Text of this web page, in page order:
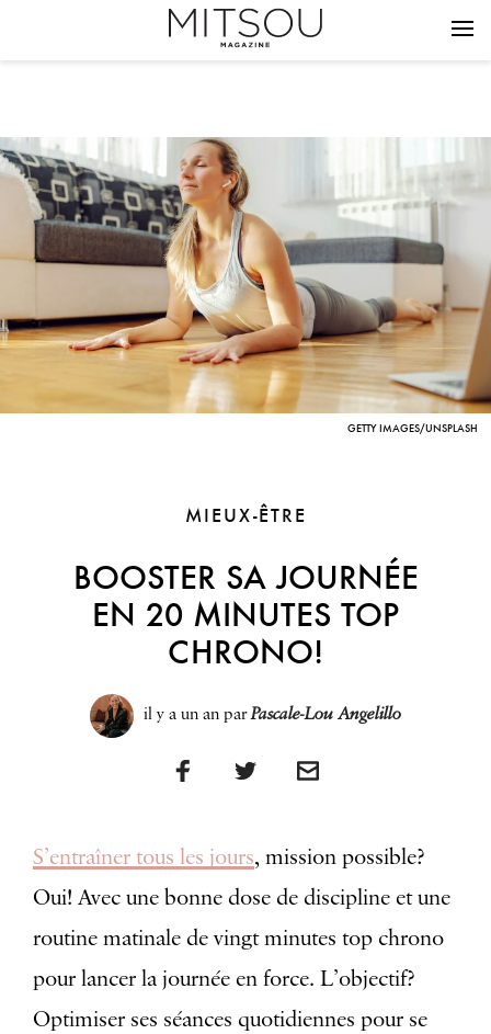
GETTY IMAGES/UNSPLASH
MIEUX-ÊTRE
BOOSTER SA JOURNÉE
EN 20 MINUTES TOP
CHRONO!
il y a un anparPascale-Lou Angelillo
S’entraîner tous les jours, mission possible?
Oui! Avec une bonne dose de discipline et une
routine matinale de vingt minutes top chrono
pour lancer la journée en force. L’objectif?
Optimiser ses séances quotidiennes pour se